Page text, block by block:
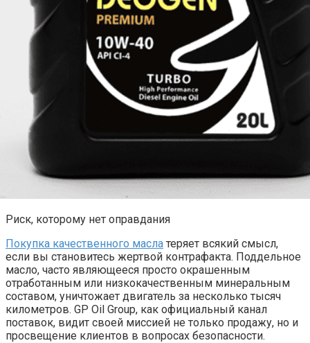
Риск, которому нет оправдания
Покупка качественного масла теряет всякий смысл,
если вы становитесь жертвой контрафакта. Поддельное
масло, часто являющееся просто окрашенным
отработанным или низкокачественным минеральным
составом, уничтожает двигатель за несколько тысяч
километров. GP Oil Group, как официальный канал
поставок, видит своей миссией не только продажу, но и
просвещение клиентов в вопросах безопасности.